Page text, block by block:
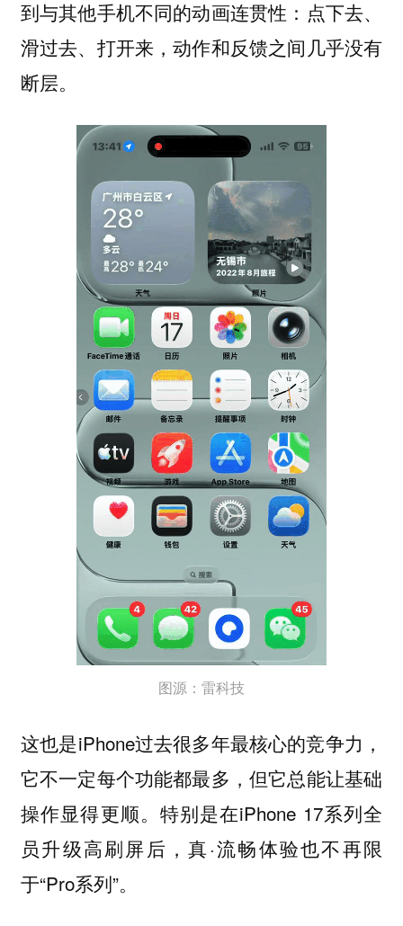
到与其他手机不同的动画连贯性：点下去、
滑过去、打开来，动作和反馈之间几乎没有
断层。
图源：雷科技
这也是iPhone过去很多年最核心的竞争力，
它不一定每个功能都最多，但它总能让基础
操作显得更顺。特别是在iPhone 17系列全
员升级高刷屏后，真·流畅体验也不再限
于“Pro系列”。